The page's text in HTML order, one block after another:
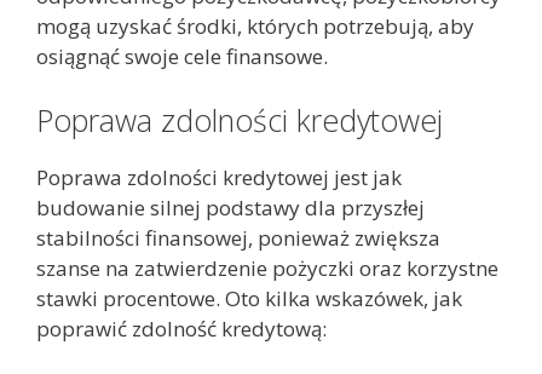
mogą uzyskać środki, których potrzebują, aby
osiągnąć swoje cele finansowe.
Poprawa zdolności kredytowej
Poprawa zdolności kredytowej jest jak
budowanie silnej podstawy dla przyszłej
stabilności finansowej, ponieważ zwiększa
szanse na zatwierdzenie pożyczki oraz korzystne
stawki procentowe. Oto kilka wskazówek, jak
poprawić zdolność kredytową: